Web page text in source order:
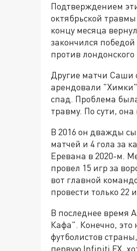
Подтверждением
октябрьской
концу месяца
закончился
против
Другие матчи Саши
арендовали
спад. Проблема
травму. По сути,
В 2016 он дважды
матчей и 4 гола за
Еревана в 2020-м.
провел 15 игр за
вот главной
провести только
В последнее время
Кафа". Конечно, это
футболистов
первую Infiniti FX,